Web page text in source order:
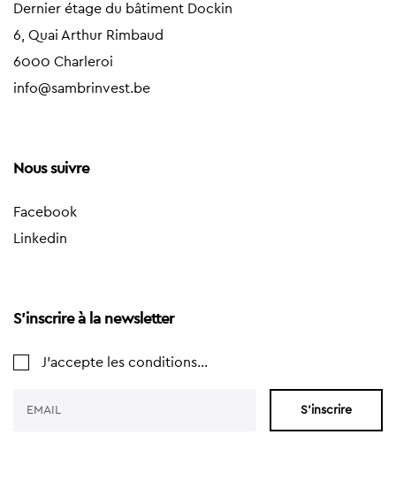
Dernier étage du bâtiment Dockin
6, Quai Arthur Rimbaud
6000 Charleroi
info@sambrinvest.be
Nous suivre
Facebook
Linkedin
S'inscrire à la newsletter
J'accepte les conditions...
S'inscrire